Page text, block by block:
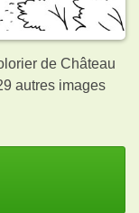
de Château
autres images